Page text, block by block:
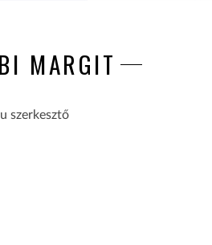
MARGIT
szerkesztő